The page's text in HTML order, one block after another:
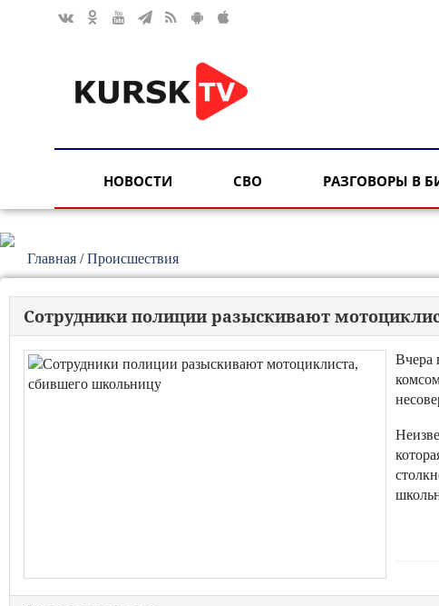
НОВОСТИ СВО РАЗГОВОРЫ В
Главная /Происшествия
Сотрудники полиции разыскивают
Вчера